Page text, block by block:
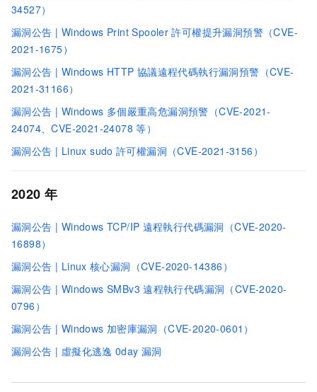
34527）
漏洞公告 | Windows Print Spooler 許可權提升漏洞預警（CVE-
2021-1675）
漏洞公告 | Windows HTTP 協議遠程代碼執行漏洞預警（CVE-
2021-31166）
漏洞公告 | Windows 多個嚴重高危漏洞預警（CVE-2021-
24074、CVE-2021-24078 等）
漏洞公告 | Linux sudo 許可權漏洞（CVE-2021-3156）
2020 年
漏洞公告 | Windows TCP/IP 遠程執行代碼漏洞（CVE-2020-
16898）
漏洞公告 | Linux 核心漏洞（CVE-2020-14386）
漏洞公告 | Windows SMBv3 遠程執行代碼漏洞（CVE-2020-
0796）
漏洞公告 | Windows 加密庫漏洞（CVE-2020-0601）
漏洞公告 | 虛擬化逃逸 0day 漏洞